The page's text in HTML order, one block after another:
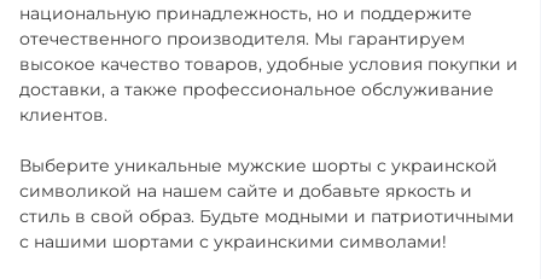
национальную принадлежность, но и поддержите
отечественного производителя. Мы гарантируем
высокое качество товаров, удобные условия покупки и
доставки, а также профессиональное обслуживание
клиентов.
Выберите уникальные мужские шорты с украинской
символикой на нашем сайте и добавьте яркость и
стиль в свой образ. Будьте модными и патриотичными
с нашими шортами с украинскими символами!